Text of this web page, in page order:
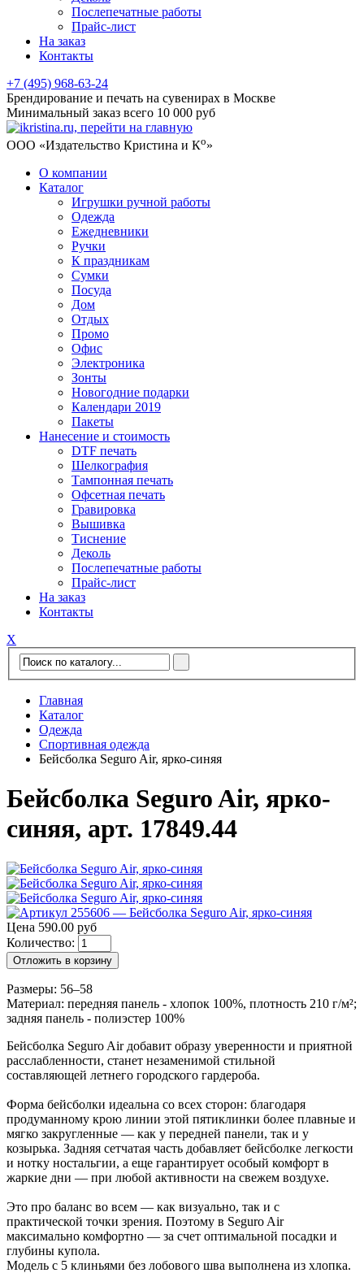
Послепечатные работы
Прайс-лист
На заказ
Контакты
+7 (495) 968-63-24
Брендирование и печать на сувенирах в Москве
Минимальный заказ всего 10 000 руб
ООО «Издательство Кристина и Ко»
О компании
Каталог
Игрушки ручной работы
Одежда
Ежедневники
Ручки
К праздникам
Сумки
Посуда
Дом
Отдых
Промо
Офис
Электроника
Зонты
Новогодние подарки
Календари 2019
Пакеты
Нанесение и стоимость
DTF печать
Шелкография
Тампонная печать
Офсетная печать
Гравировка
Вышивка
Тиснение
Деколь
Послепечатные работы
Прайс-лист
На заказ
Контакты
Х
Главная
Каталог
Одежда
Спортивная одежда
Бейсболка Seguro Air, ярко-синяя
Бейсболка Seguro Air, ярко-
синяя, арт. 17849.44
Цена 590.00 руб
Количество:
Отложить в корзину
Размеры: 56–58
Материал: передняя панель - хлопок 100%, плотность 210 г/м²;
задняя панель - полиэстер 100%
Бейсболка Seguro Air добавит образу уверенности и приятной
расслабленности, станет незаменимой стильной
составляющей летнего городского гардероба.
Форма бейсболки идеальна со всех сторон: благодаря
продуманному крою линии этой пятиклинки более плавные и
мягко закругленные — как у передней панели, так и у
козырька. Задняя сетчатая часть добавляет бейсболке легкости
и нотку ностальгии, а еще гарантирует особый комфорт в
жаркие дни — при любой активности на свежем воздухе.
Это про баланс во всем — как визуально, так и с
практической точки зрения. Поэтому в Seguro Air
максимально комфортно — за счет оптимальной посадки и
глубины купола.
Модель с 5 клиньями без лобового шва выполнена из хлопка.